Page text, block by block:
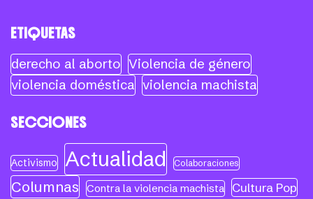
ETIQUETAS
derecho al aborto Violencia de género
violencia doméstica violencia machista
SECCIONES
Activismo Actualidad Colaboraciones
Columnas Contra la violencia machista Cultura Pop